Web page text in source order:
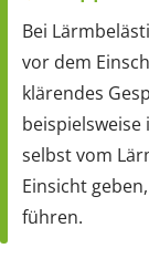
Bei
vor dem
klärendes
selbst vom
Einsicht
führen.